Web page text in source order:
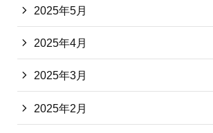
2025年5月
2025年4月
2025年3月
2025年2月